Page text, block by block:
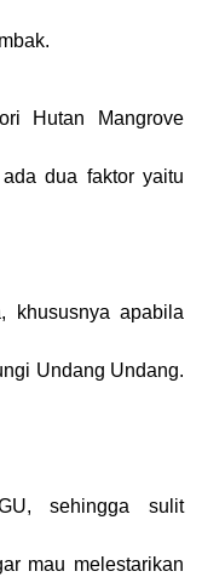
Hutan Mangrove
dua faktor yaitu
khususnya apabila
Undang Undang.
sehingga sulit
mau melestarikan